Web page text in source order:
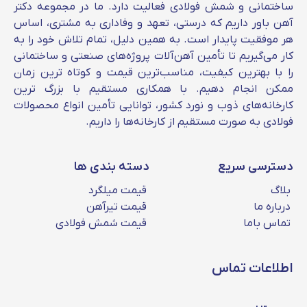
اعلام می‌شود.
قیمت روز تمامی محصولات از جمله قیمت روز
نبشی در سایت دکتر آهن اعلام می‌شود. دکتر آهن،
برند رسمی فولاد رامیار صنعت به سبب همکاری با
بزرگترین تولید کنندگان ذوب و نورد در ایران،
تمامی مقاطع فولادی را به صورت مستقیم از
کارخانه تامین می‌کند. شما می‌توانید برای ارتباط با
از عوامل موثر بر قیمت روز نبشی آرین فولاد
می‌تواند به موارد زیر اشاره کرد:
قیمت نفت و حامل های انرژی مثل گاز و
قیمت سنگ آهن و بورس آهن اسفنجی
ساختمانی و شمش فولادی فعالیت دارد. ما در مجموعه دکتر
آهن باور داریم که درستی، تعهد و وفاداری به مشتری، اساس
هر موفقیت پایدار است. به همین دلیل، تمام تلاش خود را به
کار می‌گیریم تا تأمین آهن‌آلات پروژه‌های صنعتی و ساختمانی
را با بهترین کیفیت، مناسب‌ترین قیمت و کوتاه‌ ترین زمان
ممکن انجام دهیم. با همکاری مستقیم با بزرگ‌ ترین
کارخانه‌های ذوب و نورد کشور، توانایی تأمین انواع محصولات
فولادی به‌ صورت مستقیم از کارخانه‌ها را داریم.
دسترسی سریع
بلاگ
درباره ما
تماس باما
دسته بندی ها
قیمت میلگرد
قیمت تیرآهن
قیمت شمش فولادی
اطلاعات تماس